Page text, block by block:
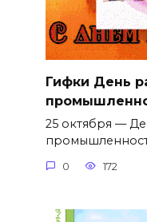
Гифки День
25 октября —
0 172